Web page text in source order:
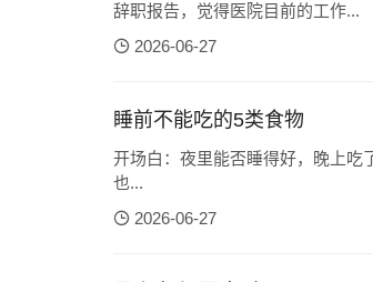
辞职报告，觉得医院目前的工作...
2026-06-27
睡前不能吃的5类食物
开场白：夜里能否睡得好，晚上吃
也...
2026-06-27